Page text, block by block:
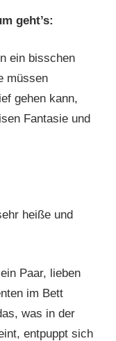
geht’s:
ein bisschen
müssen
gehen kann,
Fantasie und
heiße und
Paar, lieben
im Bett
was in der
entpuppt sich